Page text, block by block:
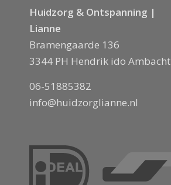
Huidzorg & Ontspanning |
Lianne
Bramengaarde 136
3344 PH Hendrik ido Ambacht
06-51885382
info@huidzorglianne.nl